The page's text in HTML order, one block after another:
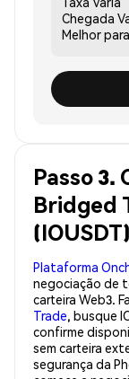
Chegada
Melhor para
Passo 3.
Bridged
Plataforma
negociação de
carteira Web3.
Trade, busque
confirme
sem carteira
segurança da